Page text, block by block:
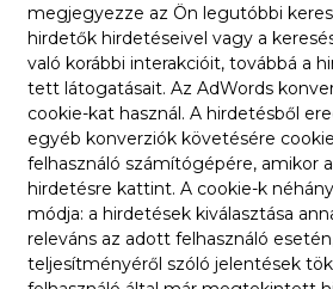
megjegyezze az Ön legutóbbi
hirdetők hirdetéseivel vagy a
való korábbi interakcióit, továbbá a
tett látogatásait. Az AdWords
cookie-kat használ. A hirdetésből
egyéb konverziók követésére
felhasználó számítógépére, amikor
hirdetésre kattint. A cookie-k
módja: a hirdetések kiválasztása
releváns az adott felhasználó
teljesítményéről szóló jelentések